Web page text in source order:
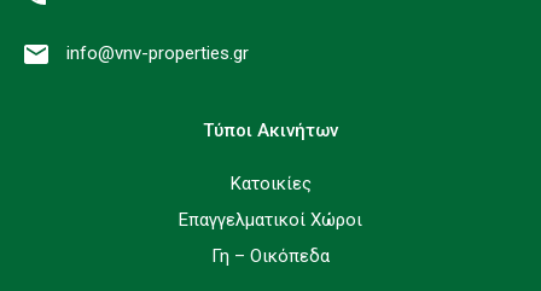
info@vnv-properties.gr
Τύποι Ακινήτων
Κατοικίες
Επαγγελματικοί Χώροι
Γη – Οικόπεδα